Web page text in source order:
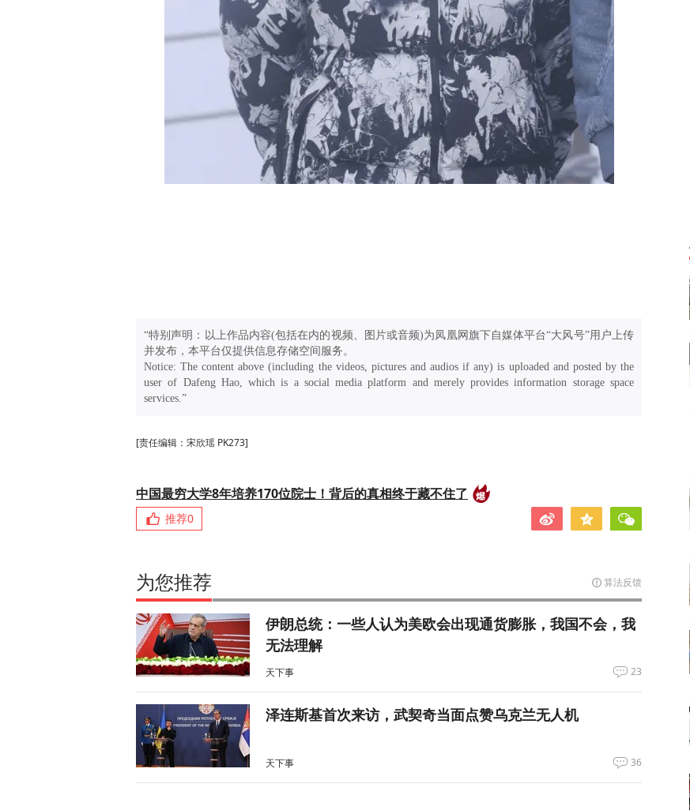
“特别声明：以上作品内容(包括在内的视频、图片或音频)为凤凰网旗下自媒体平台“大风号”用户上传
并发布，本平台仅提供信息存储空间服务。
Notice: The content above (including the videos, pictures and audios if any) is uploaded and posted by the
user of Dafeng Hao, which is a social media platform and merely provides information storage space
services.”
[责任编辑：宋欣瑶 PK273]
中国最穷大学8年培养170位院士！背后的真相终于藏不住了
推荐0
为您推荐 算法反馈
伊朗总统：一些人认为美欧会出现通货膨胀，我国不会，我
无法理解
天下事 23
泽连斯基首次来访，武契奇当面点赞乌克兰无人机
天下事 36